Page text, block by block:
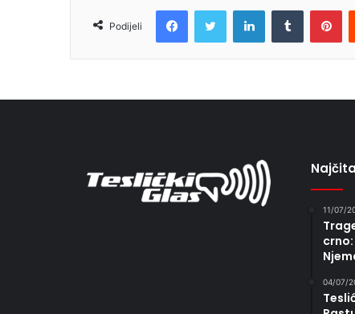
Podijeli
FacebookTwitter LinkedInTumblr
11/07/
04/07/